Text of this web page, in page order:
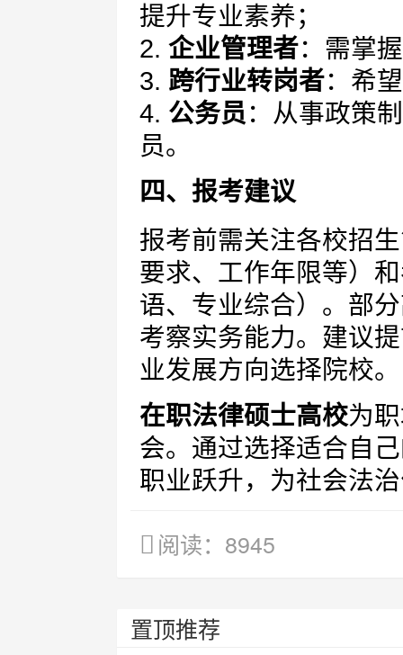
提升专业素养；
2. 企业管理者：需掌
3. 跨行业转岗者：希
4. 公务员 ：从事政策
员。
四、报考建议
报考前需关注各校招
要求、工作年限等）
语、专业综合）。部
考察实务能力。建议
业发展方向选择院校。
在职法律硕士高校为
会。通过选择适合自
职业跃升，为社会法
阅读：8945
置顶推荐